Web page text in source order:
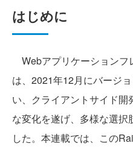
はじめに
Webアプリケーションフ
は、2021年12月にバージ
い、クライアントサイド開
な変化を遂げ、多様な選択
した。本連載では、この